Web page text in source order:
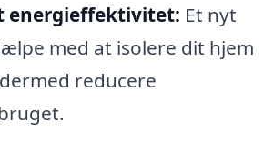
energieffektivitet: Et nyt
med at isolere dit hjem
reducere